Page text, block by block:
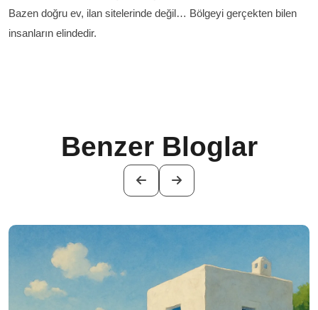
Bazen doğru ev, ilan sitelerinde değil… Bölgeyi gerçekten bilen
insanların elindedir.
Benzer Bloglar